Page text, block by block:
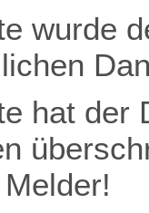
wurde
Da
hat der